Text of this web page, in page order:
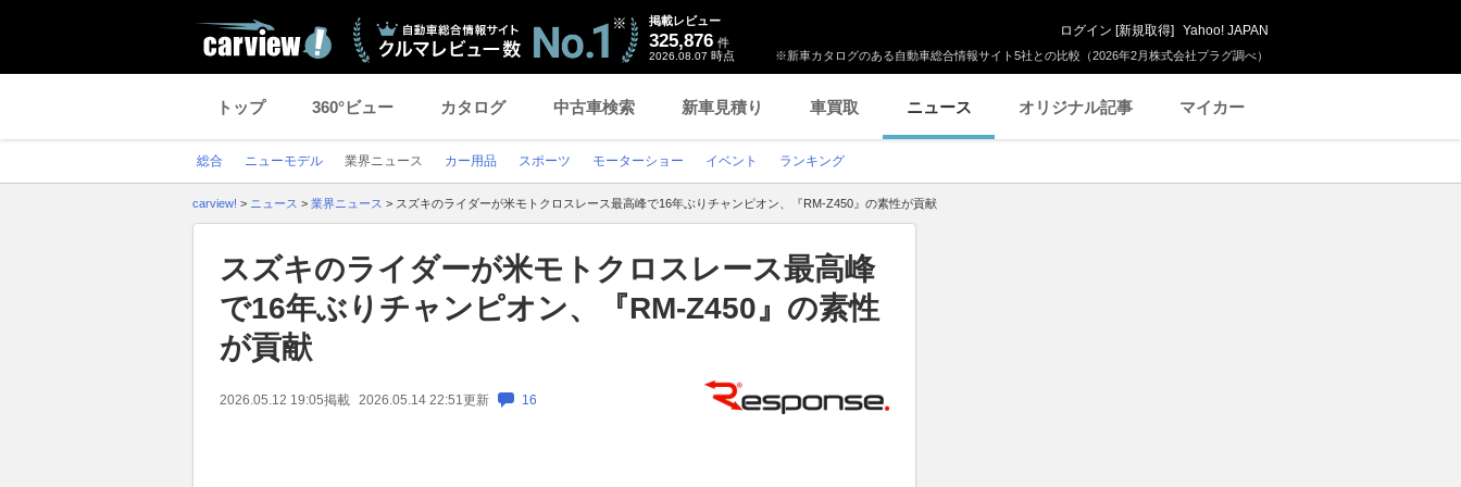
※新車カタログのある自動車総合情報サイト5社との比較（2026年2月株式会社プラグ調べ）
掲載レビュー
325,876 件
2026.08.07 時点
ログイン [新規取得] Yahoo! JAPAN
トップ 360°ビュー カタログ 中古車検索 新車見積り 車買取 ニュース オリジナル記事 マイカー
総合 ニューモデル 業界ニュース カー用品 スポーツ モーターショー イベント ランキング
carview! > ニュース > 業界ニュース > スズキのライダーが米モトクロスレース最高峰で16年ぶりチャンピオン、『RM-Z450』の素性が貢献
スズキのライダーが米モトクロスレース最高峰
で16年ぶりチャンピオン、『RM-Z450』の素性
が貢献
2026.05.12 19:05掲載 2026.05.14 22:51更新 16